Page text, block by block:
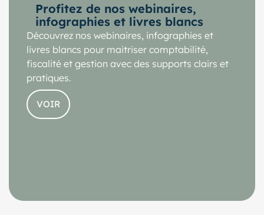
Profitez de nos webinaires,
infographies et livres blancs
Découvrez nos webinaires, infographies et
livres blancs pour maitriser comptabilité,
fiscalité et gestion avec des supports clairs et
pratiques.
VOIR